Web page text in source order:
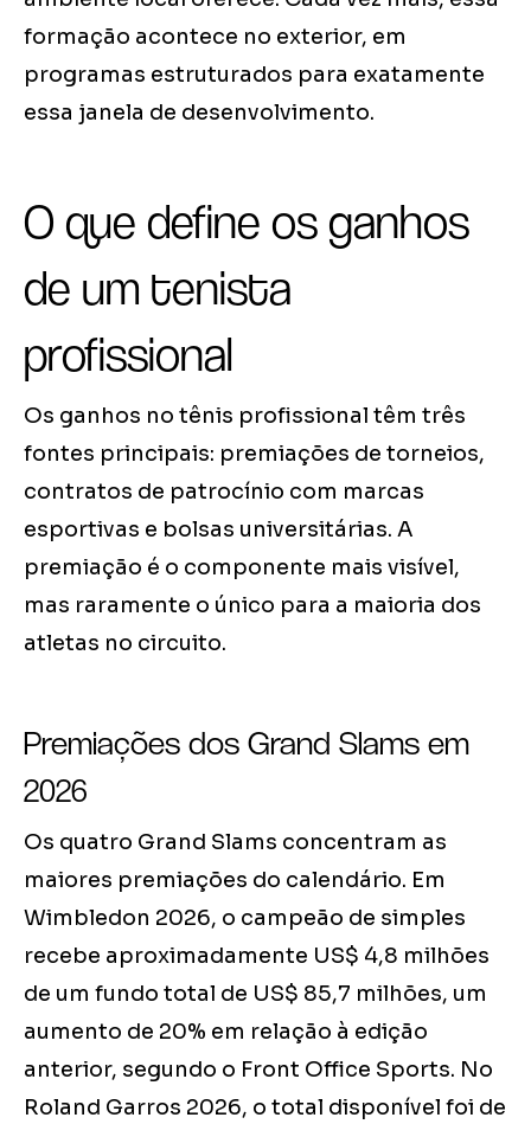
formação acontece no exterior, em
programas estruturados para exatamente
essa janela de desenvolvimento.
O que define os ganhos
de um tenista
profissional
Os ganhos no tênis profissional têm três
fontes principais: premiações de torneios,
contratos de patrocínio com marcas
esportivas e bolsas universitárias. A
premiação é o componente mais visível,
mas raramente o único para a maioria dos
atletas no circuito.
Premiações dos Grand Slams em
2026
Os quatro Grand Slams concentram as
maiores premiações do calendário. Em
Wimbledon 2026, o campeão de simples
recebe aproximadamente US$ 4,8 milhões
de um fundo total de US$ 85,7 milhões, um
aumento de 20% em relação à edição
anterior, segundo o Front Office Sports. No
Roland Garros 2026, o total disponível foi de